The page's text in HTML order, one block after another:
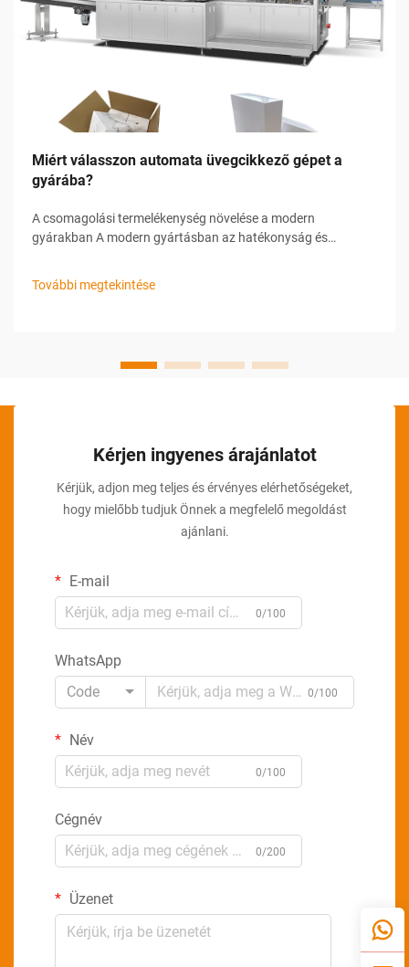
Miért válasszon automata üvegcikkező gépet a
gyárába?
A csomagolási termelékenység növelése a modern
gyárakban A modern gyártásban az hatékonyság és
csomagolási folyamatban, különösen azokban az
További megtekintése
Kérjen ingyenes árajánlatot
Kérjük, adjon meg teljes és érvényes elérhetőségeket,
hogy mielőbb tudjuk Önnek a megfelelő megoldást
ajánlani.
E-mail
0/100
WhatsApp
Code
0/100
Név
0/100
Cégnév
0/200
Üzenet